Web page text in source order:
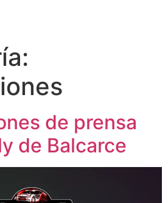
de prensa
de Balcarce